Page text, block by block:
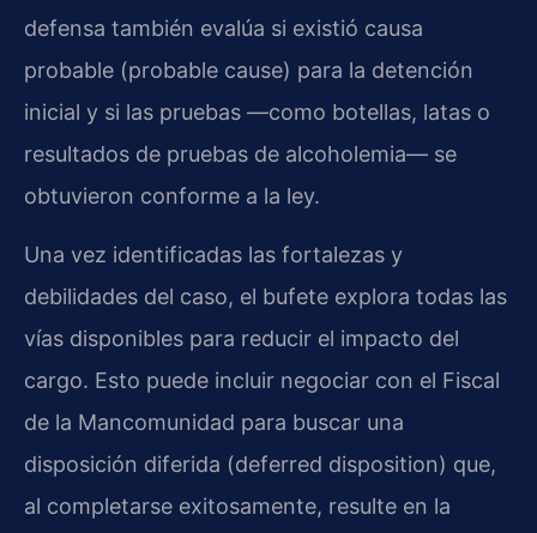
defensa también evalúa si existió causa
probable (probable cause) para la detención
inicial y si las pruebas —como botellas, latas o
resultados de pruebas de alcoholemia— se
obtuvieron conforme a la ley.
Una vez identificadas las fortalezas y
debilidades del caso, el bufete explora todas las
vías disponibles para reducir el impacto del
cargo. Esto puede incluir negociar con el Fiscal
de la Mancomunidad para buscar una
disposición diferida (deferred disposition) que,
al completarse exitosamente, resulte en la